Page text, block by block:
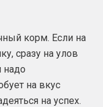
корм. Если на
сразу на улов
надо
на вкус
на успех.